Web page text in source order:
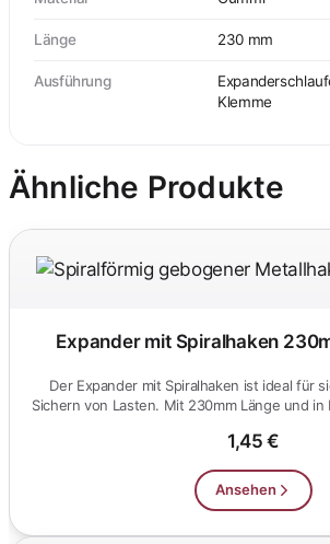
Länge 230 mm
Ausführung
Klemme
Ähnliche Produkte
Expander mit Spiralhaken
Der Expander mit Spiralhaken ist ideal für
Sichern von Lasten. Mit 230mm Länge und in
1,45 €
Ansehen